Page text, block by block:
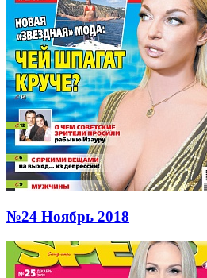
№24 Ноябрь 2018